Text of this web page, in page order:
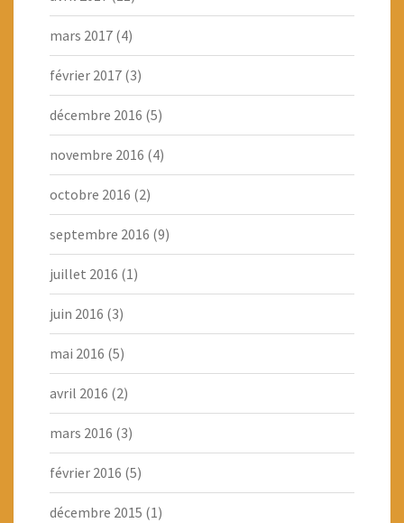
mars 2017 (4)
février 2017 (3)
décembre 2016 (5)
novembre 2016 (4)
octobre 2016 (2)
septembre 2016 (9)
juillet 2016 (1)
juin 2016 (3)
mai 2016 (5)
avril 2016 (2)
mars 2016 (3)
février 2016 (5)
décembre 2015 (1)